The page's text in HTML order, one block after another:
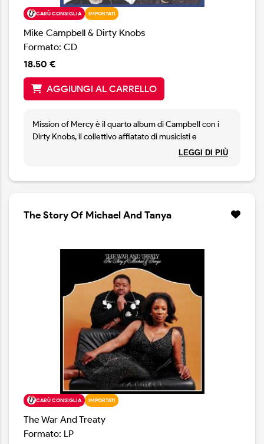
CARÙ CONSIGLIA IMPORTATI
Mike Campbell & Dirty Knobs
Formato: CD
18.50 €
AGGIUNGI AL CARRELLO
Mission of Mercy è il quarto album di Campbell con i
Dirty Knobs, il collettivo affiatato di musicisti e
compagni di viaggio che ha messo insieme con cura
degli anni ’60. Mission of Mercy, esplora e amplia
ancora una volta il suono e lo stile che Mike Campbell
riflessioni guidati dalla chitarra, suonati e registrati
magnificamente, l'album vede Campbell allentare la
presa sul boogie con una maggiore spinta rock.
“Ho una band fantastica”, dice Campbell. “Sono molto
fortunato. Questo disco ha un po' di tutto. Voglio
mostrare una certa crescita e correre qualche rischio”.
LEGGI DI PIÙ
The Story Of Michael And Tanya
CARÙ CONSIGLIA IMPORTATI
The War And Treaty
Formato: LP